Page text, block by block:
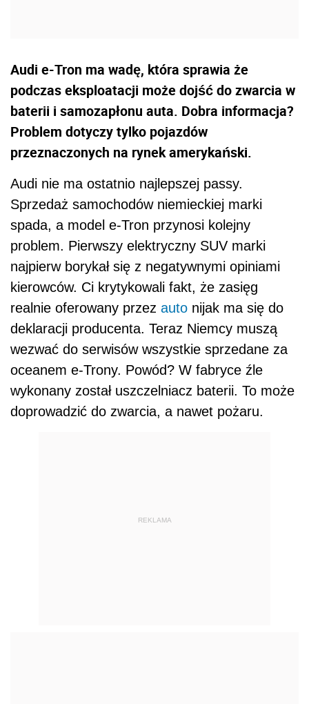
Audi e-Tron ma wadę, która sprawia że
podczas eksploatacji może dojść do zwarcia w
baterii i samozapłonu auta. Dobra informacja?
Problem dotyczy tylko pojazdów
przeznaczonych na rynek amerykański.
Audi nie ma ostatnio najlepszej passy.
Sprzedaż samochodów niemieckiej marki
spada, a model e-Tron przynosi kolejny
problem. Pierwszy elektryczny SUV marki
najpierw borykał się z negatywnymi opiniami
kierowców. Ci krytykowali fakt, że zasięg
realnie oferowany przez auto nijak ma się do
deklaracji producenta. Teraz Niemcy muszą
wezwać do serwisów wszystkie sprzedane za
oceanem e-Trony. Powód? W fabryce źle
wykonany został uszczelniacz baterii. To może
doprowadzić do zwarcia, a nawet pożaru.
REKLAMA